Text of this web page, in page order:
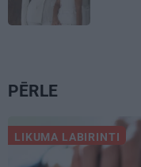
PĒRLE
LIKUMA LABIRINTI